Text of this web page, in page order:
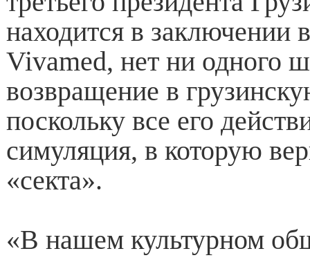
находится в заключении
Vivamed, нет ни одного
возвращение в
поскольку все его
симуляция, в которую
«секта».
«В нашем культурном